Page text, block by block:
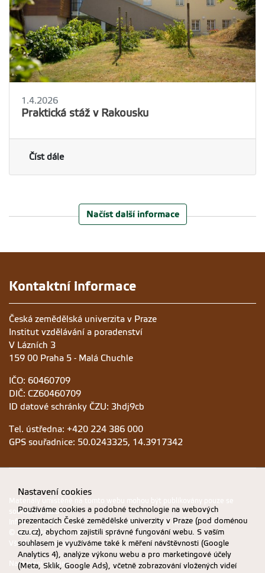
1.4.2026
Praktická stáž v Rakousku
Číst dále
Načíst další informace
Kontaktní informace
Česká zemědělská univerzita v Praze
Institut vzdělávání a poradenství
V Lázních 3
159 00 Praha 5 - Malá Chuchle
IČO: 60460709
DIČ: CZ60460709
ID datové schránky ČZU: 3hdj9cb
Tel. ústředna: +420 224 386 000
GPS souřadnice: 50.0243325, 14.3917342
souhlasem ČZU.
Informace o zpracování a ochraně osobních údajů na ČZU v Praze.
© 2026 Česká zemědělská univerzita v Praze
Všechna práva vyhrazena
Nastavení cookies
Nastavení cookies
Používáme cookies a podobné technologie na webových
prezentacích České zemědělské univerzity v Praze (pod doménou
czu.cz), abychom zajistili správné fungování webu. S vaším
souhlasem je využíváme také k měření návštěvnosti (Google
Analytics 4), analýze výkonu webu a pro marketingové účely
(Meta, Sklik, Google Ads), včetně zobrazování vložených videí